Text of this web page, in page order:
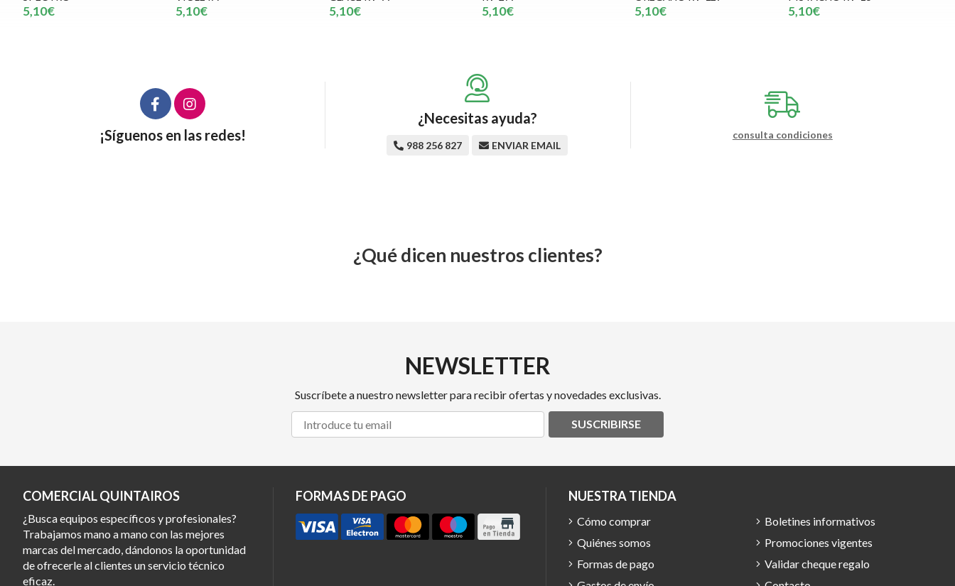
5,10€ 5,10€ 5,10€ 5,10€ 5,10€ 5,10€
¡Síguenos en las redes!
¿Necesitas ayuda?
988 256 827 ENVIAR EMAIL
consulta condiciones
¿Qué dicen nuestros clientes?
NEWSLETTER
Suscríbete a nuestro newsletter para recibir ofertas y novedades exclusivas.
SUSCRIBIRSE
COMERCIAL QUINTAIROS
¿Busca equipos específicos y profesionales?
Trabajamos mano a mano con las mejores
marcas del mercado, dándonos la oportunidad
de ofrecerle al clientes un servicio técnico
eficaz.
FORMAS DE PAGO NUESTRA TIENDA
Cómo comprar
Quiénes somos
Formas de pago
Boletines informativos
Promociones vigentes
Validar cheque regalo